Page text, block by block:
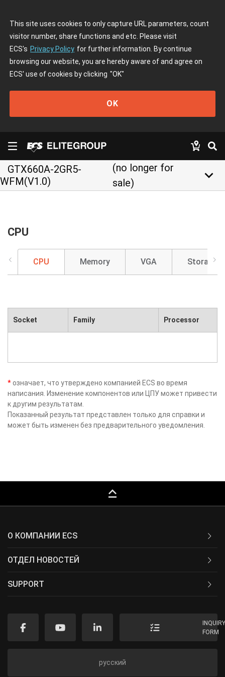
This site uses cookies to only capture URL parameters, count
visitor number, share functions and etc. Please visit
ECS's Privacy Policy for further information. By continue
browsing our website, you are hereby aware of and agree on
ECS' use of cookies by clicking "OK"
OK
GTX660A-2GR5-
WFM(V1.0)
(no longer for
sale)
keyboard_arrow_down
CPU
CPU Memory VGA Storage
Socket Family Processor
* означает, что утверждено компанией ECS во время
написания. Изменение компонентов или ЦПУ может привести
к другим результатам.
Показанный результат представлен только для справки и
может быть изменен без предварительного уведомления.
keyboard_capslock
О КОМПАНИИ ECS
ОТДЕЛ НОВОСТЕЙ
SUPPORT
FORM
русский